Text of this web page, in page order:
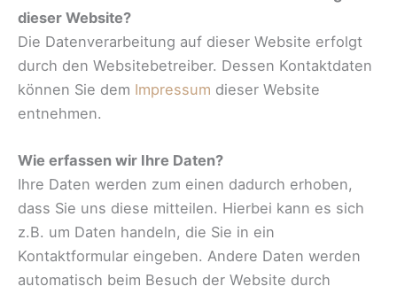
dieser Website?
Die Datenverarbeitung auf dieser Website erfolgt
durch den Websitebetreiber. Dessen Kontaktdaten
können Sie dem Impressum dieser Website
entnehmen.
Wie erfassen wir Ihre Daten?
Ihre Daten werden zum einen dadurch erhoben,
dass Sie uns diese mitteilen. Hierbei kann es sich
z.B. um Daten handeln, die Sie in ein
Kontaktformular eingeben. Andere Daten werden
automatisch beim Besuch der Website durch